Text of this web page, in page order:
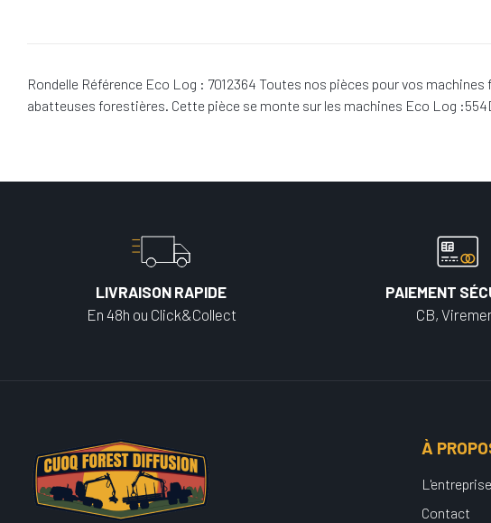
Rondelle Référence Eco Log : 7012364 Toutes nos pièces pour vos
abatteuses forestières. Cette pièce se monte sur les machines Eco Log
LIVRAISON RAPIDE
En 48h ou Click&Collect
PAIEMENT
CB,
À
L'entreprise
Contact